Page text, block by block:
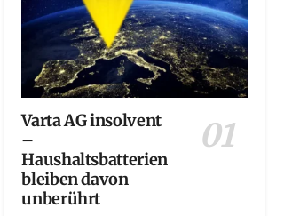
Varta AG insolvent
–
Haushaltsbatterien
bleiben davon
unberührt